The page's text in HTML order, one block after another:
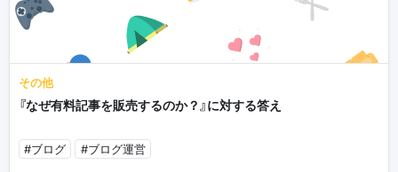
その他
『なぜ有料記事を販売するのか？』に対する答え
#ブログ #ブログ運営